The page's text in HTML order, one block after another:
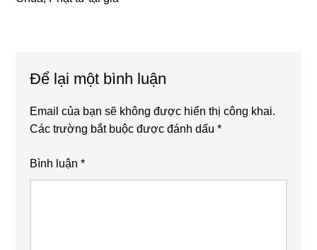
Interactions
Để lại một bình luận
Email của bạn sẽ không được hiển thị công khai.
Các trường bắt buộc được đánh dấu*
Bình luận*